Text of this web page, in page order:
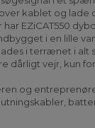
kablet og lade
EZiCAT550
i en lille
i terrænet i alt
dårligt vejr, kun
og